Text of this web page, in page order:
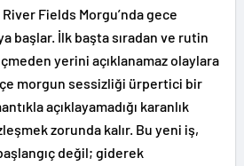
Fields Morgu’nda gece
başlar. İlk başta sıradan ve rutin
yerini açıklanamaz olaylara
morgun sessizliği ürpertici bir
açıklayamadığı karanlık
zorunda kalır. Bu yeni iş,
değil; giderek